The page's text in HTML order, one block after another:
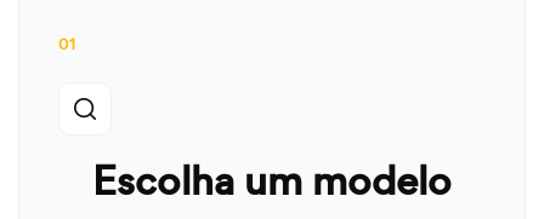
01
Escolha um modelo